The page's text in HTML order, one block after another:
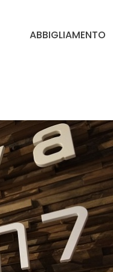
ABBIGLIAMENTO